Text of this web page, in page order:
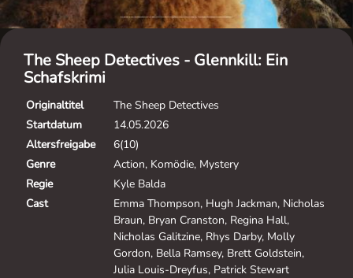
The Sheep Detectives - Glennkill: Ein
Schafskrimi
Originaltitel
The Sheep Detectives
Startdatum
14.05.2026
Altersfreigabe
6(10)
Genre
Action, Komödie, Mystery
Regie
Kyle Balda
Cast
Emma Thompson, Hugh Jackman, Nicholas
Braun, Bryan Cranston, Regina Hall,
Nicholas Galitzine, Rhys Darby, Molly
Gordon, Bella Ramsey, Brett Goldstein,
Julia Louis-Dreyfus, Patrick Stewart